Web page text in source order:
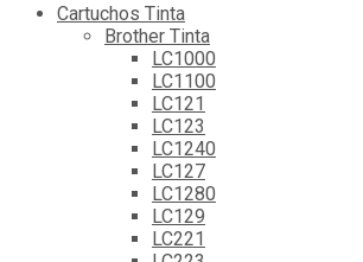
Cartuchos Tinta
Brother Tinta
LC1000
LC1100
LC121
LC123
LC1240
LC127
LC1280
LC129
LC221